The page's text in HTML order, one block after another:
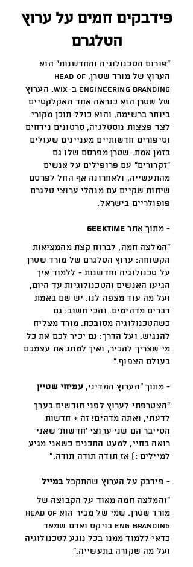
פידבקים חמים על ערוץ
הטלגרם
"פורום הטכנולוגיה והחדשנות" הוא
הערוץ של מורד שטרן, Head of
Engineering Branding ב-Wix. הערוץ
של שטרן הוא כנראה אחד האקלקטיים
ביותר ברשימה, והוא כולל תוכן מקורי
לצד פצצות נוסטלגיה, סרטונים נידחים
וסיפורים חדשותיים מעניינים שעולים
בזמן אמת. שטרן מפרסם שלו גם
"זקרורים" עם פרופילים על אנשים
מהתעשייה, ולאחרונה אף החל לפרסם
שיחות שקיים עם מנהלי ערוצי טלגרם
פופולריים בישראל.
- מתוך אתר geektime
"המלצה חמה, לברוח קצת מהמציאות
הקשוחה: ערוץ הטלגרם של מורד שטרן
על טכנולוגיה וחדשנות - ללמוד איך
הגיעו האנשים והטכנולוגיות עד היום,
ועל מה עוד מצפה לנו. יש שם באמת
דברים מדהימים. והכי חשוב: גם
כשהטכנולוגיה מסובכת.מורד מצליח
להנגיש. ועל הדרך: גם יכיר לכם את כל
מי שצריך להכיר, ואיך למתג את עצמכם
בעולם הצפוף."
- מתוך "הערוץ המדיני,עמיחי שטיין
"הצטרפתי לערוץ לפני חודשים בערך
לדעתי, ואתה מדהים! זה + חדשות
הסייבר הם שני ערוצי 'חדשות' שאני
רואה בחיי, למעט התכנים כשאני מגיע
למיילים :) אז תודה תודה תודה."
- פידבק על הערוץ שהתקבלבמייל
"והמלצה חמה מאוד על הקבוצה של
מורד שטרן. שמי של מכיר הוא Head of
eng branding בויקס ואדם שמאד
כדאי ללמוד ממנו בכל נוגע לטכנולוגיה
ועל מה שקורה בתעשייה."